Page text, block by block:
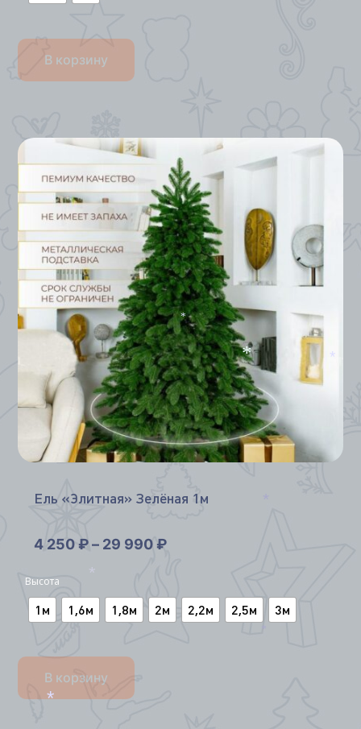
В корзину
Ель «Элитная» Зелёная 1м
4 250₽– 29 990 ₽
Высота
1м 1,6м 1,8м 2м 2,2м 2,5м 3м
В корзину
*
*
*